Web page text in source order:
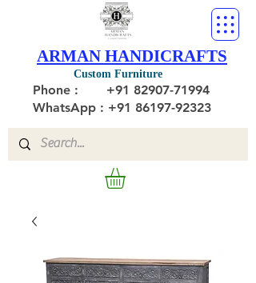
Custom Furniture
ARMAN HANDICRAFTS
Phone : +91 82907-71994
WhatsApp : +91 86197-92323